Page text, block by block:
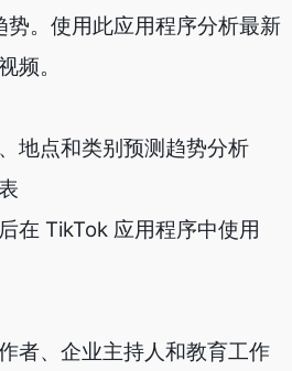
势。使用此应用程序分析最新
频。
地点和类别预测趋势分析
在 TikTok 应用程序中使用
者、企业主持人和教育工作